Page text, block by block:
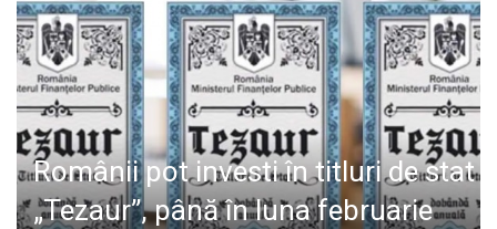
SPECIAL
POLITIC
LIFE
Românii pot investi în titluri de stat
„Tezaur”, până în luna februarie